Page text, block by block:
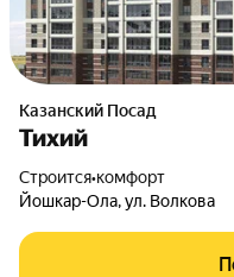
Казанский Посад
Тихий
Строится•комфорт
Йошкар-Ола, ул. Волкова